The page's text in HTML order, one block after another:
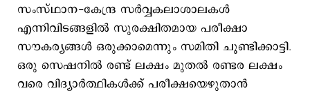
സംസ്ഥാന-കേന്ദ്ര സർവ്വകലാശാലകൾ
എന്നിവിടങ്ങളിൽ സുരക്ഷിതമായ പരീക്ഷാ
സൗകര്യങ്ങൾ ഒരുക്കാമെന്നും സമിതി ചൂണ്ടിക്കാട്ടി.
ഒരു സെഷനിൽ രണ്ട് ലക്ഷം മുതൽ രണ്ടര ലക്ഷം
വരെ വിദ്യാർത്ഥികൾക്ക് പരീക്ഷയെഴുതാൻ